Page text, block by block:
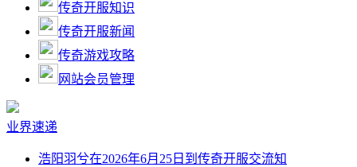
传奇开服知识
传奇开服新闻
传奇游戏攻略
网站会员管理
业界速递
浩阳羽兮在2026年6月25日到传奇开服交流知